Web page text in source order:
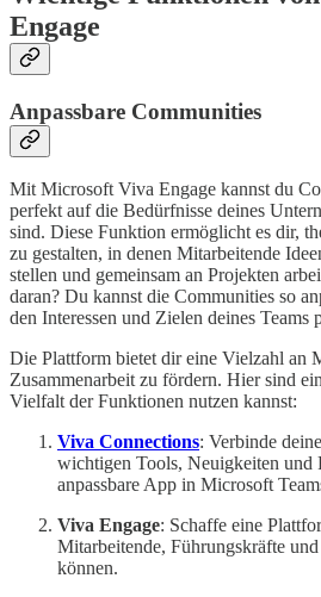
Engage
Anpassbare Communities
Mit Microsoft Viva Engage kannst du
perfekt auf die Bedürfnisse deines
sind. Diese Funktion ermöglicht es dir,
zu gestalten, in denen Mitarbeitende
stellen und gemeinsam an Projekten
daran? Du kannst die Communities so
den Interessen und Zielen deines Teams
Die Plattform bietet dir eine Vielzahl an
Zusammenarbeit zu fördern. Hier sind
Vielfalt der Funktionen nutzen kannst:
Viva Connections: Verbinde
wichtigen Tools, Neuigkeiten und
anpassbare App in Microsoft
Viva Engage: Schaffe eine
Mitarbeitende, Führungskräfte
können.